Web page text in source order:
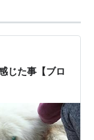
じた事【ブロ